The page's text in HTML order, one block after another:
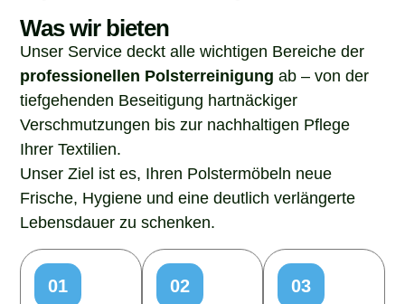
Was wir bieten
Unser Service deckt alle wichtigen Bereiche der
professionellen Polsterreinigung ab – von der
tiefgehenden Beseitigung hartnäckiger
Verschmutzungen bis zur nachhaltigen Pflege
Ihrer Textilien.
Unser Ziel ist es, Ihren Polstermöbeln neue
Frische, Hygiene und eine deutlich verlängerte
Lebensdauer zu schenken.
01
02
03